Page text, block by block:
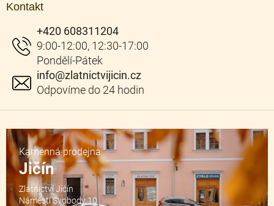
Kontakt
info@zlatnictvijicin.cz
+420 608311204
Kamenná prodejna
Jičín
Zlatnictví Jičín
Náměstí Svobody 10